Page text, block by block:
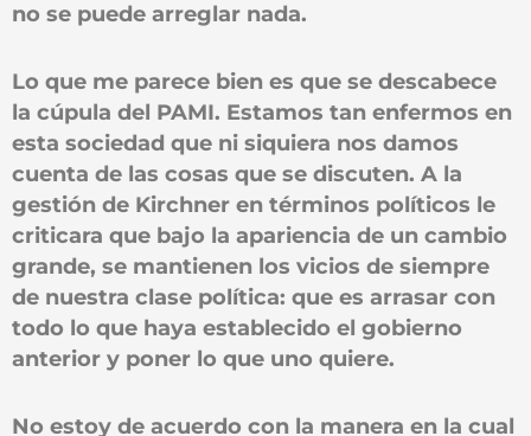
no se puede arreglar nada.
Lo que me parece bien es que se descabece
la cúpula del PAMI. Estamos tan enfermos en
esta sociedad que ni siquiera nos damos
cuenta de las cosas que se discuten. A la
gestión de Kirchner en términos políticos le
criticara que bajo la apariencia de un cambio
grande, se mantienen los vicios de siempre
de nuestra clase política: que es arrasar con
todo lo que haya establecido el gobierno
anterior y poner lo que uno quiere.
No estoy de acuerdo con la manera en la cual